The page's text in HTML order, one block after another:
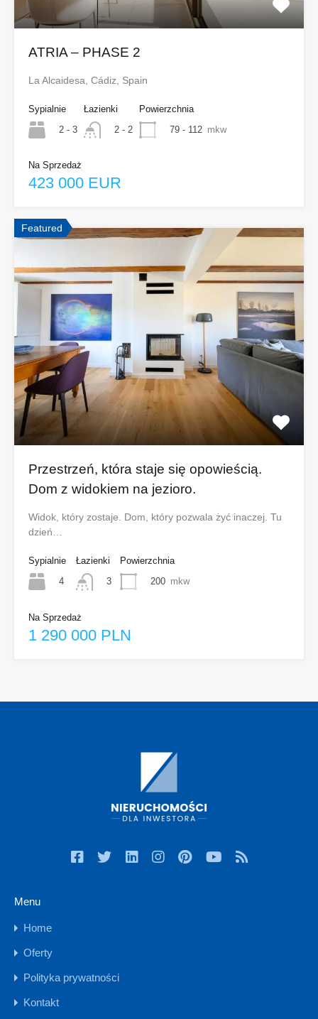
ATRIA – PHASE 2
La Alcaidesa, Cádiz, Spain
Sypialnie
2 - 3
Łazienki
2 - 2
Powierzchnia
79 - 112 mkw
Na Sprzedaż
423 000 EUR
Featured
Przestrzeń, która staje się opowieścią.
Dom z widokiem na jezioro.
Widok, który zostaje. Dom, który pozwala żyć inaczej. Tu
dzień…
Sypialnie
4
Łazienki
3
Powierzchnia
200 mkw
Na Sprzedaż
1 290 000 PLN
Menu
Home
Oferty
Polityka prywatności
Kontakt